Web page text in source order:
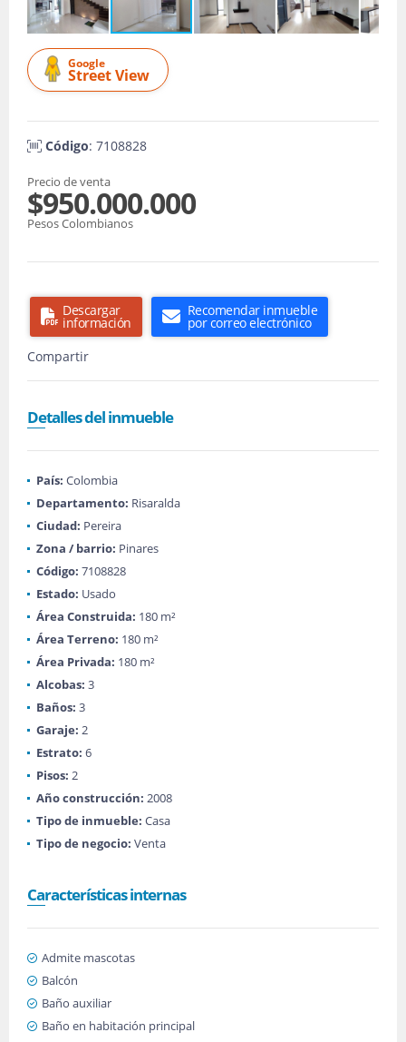
Google
Street View
Código: 7108828
Precio de venta
$950.000.000
Pesos Colombianos
Descargar
información
Recomendar inmueble
por correo electrónico
Compartir
Detalles del inmueble
País: Colombia
Departamento: Risaralda
Ciudad: Pereira
Zona / barrio: Pinares
Código: 7108828
Estado: Usado
Área Construida: 180 m²
Área Terreno: 180 m²
Área Privada: 180 m²
Alcobas: 3
Baños: 3
Garaje: 2
Estrato: 6
Pisos: 2
Año construcción: 2008
Tipo de inmueble: Casa
Tipo de negocio: Venta
Características internas
Admite mascotas
Balcón
Baño auxiliar
Baño en habitación principal